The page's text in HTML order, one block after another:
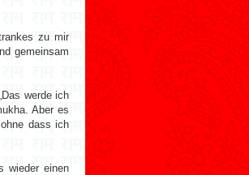
zu mir
gemeinsam
werde ich
Aber es
dass ich
wieder einen